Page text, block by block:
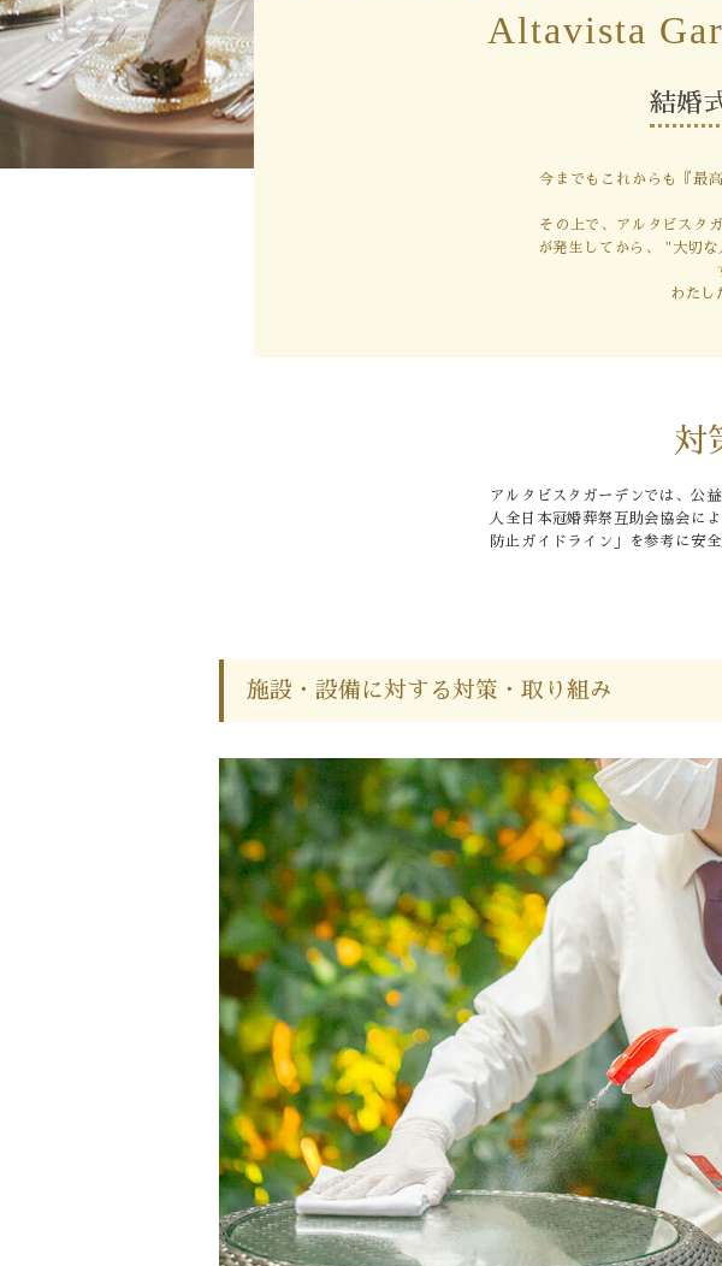
Altavista
結婚
今までもこれからも『最
その上で、アルタビスタ
が発生してから、 "大切
わたし
対
アルタビスタガーデンでは、公
人全日本冠婚葬祭互助会協会に
防止ガイドライン」を参考に安
施設・設備に対する対策・取り組み